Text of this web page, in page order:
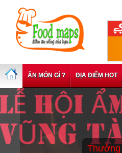
ĂN MÓN GÌ ? ĐỊA ĐIỂM HOT